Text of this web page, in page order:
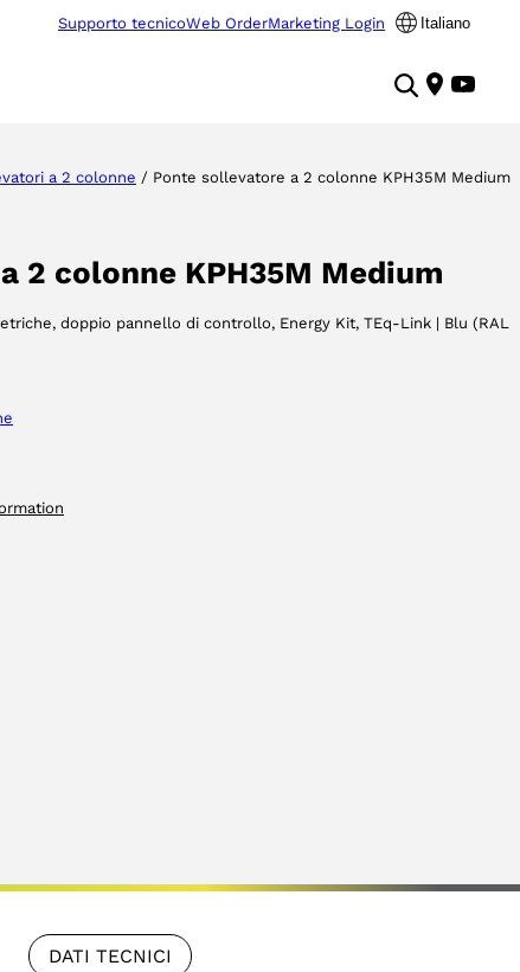
Supporto tecnicoWeb OrderMarketing Login Italiano
a 2 colonne / Ponte sollevatore a 2 colonne KPH35M Medium
2 colonne KPH35M Medium
doppio pannello di controllo, Energy Kit, TEq-Link | Blu (RAL
DATI TECNICI